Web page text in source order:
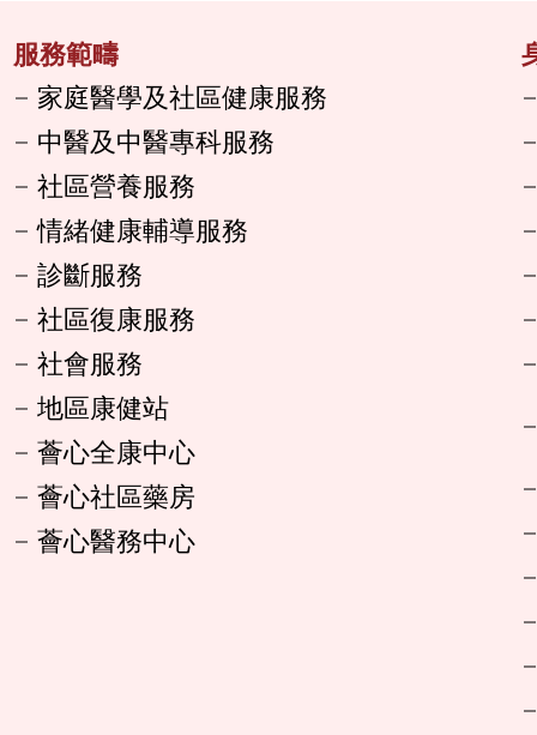
服務範疇
家庭醫學及社區健康服務
中醫及中醫專科服務
社區營養服務
情緒健康輔導服務
診斷服務
社區復康服務
社會服務
地區康健站
薈心全康中心
薈心社區藥房
薈心醫務中心